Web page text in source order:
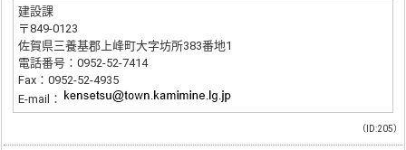
建設課
〒849-0123
佐賀県三養基郡上峰町大字坊所383番地1
電話番号：0952-52-7414
Fax：0952-52-4935
E-mail：
（ID:205）